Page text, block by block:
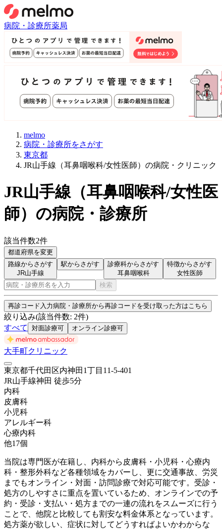
病院・診療所薬局
melmo
病院・診療所をさがす
東京都
JR山手線（耳鼻咽喉科/女性医師）の病院・クリニック
JR山手線（耳鼻咽喉科/女性医
師） の病院・診療所
該当件数2件
都道府県を変更
路線からさがす
JR山手線
駅からさがす
診療科からさがす
耳鼻咽喉科
特徴からさがす
女性医師
検索
再診コード入力病院・診療所から再診コードを受け取った方はこちら
絞り込み(該当件数: 2件)
すべて
対面診療可 オンライン診療可
大手町クリニック
東京都千代田区内神田1丁目11-5-401
JR山手線神田 徒歩5分
内科
皮膚科
小児科
アレルギー科
心療内科
他17個
当院は専門医が在籍し、内科から皮膚科・小児科・心療内
科・整形外科など各種領域をカバーし、更に交通事故、労災
までもオンライン・対面・訪問診療で対応可能です。受診・
処方のしやすさに重点を置いているため、オンラインでの予
約・受診・支払い・処方までの一連の流れをスムーズに行う
ことで、他院と比較しても割安な料金体系となっています。
処方薬が欲しい、症状に対してどうすればよいかわからな